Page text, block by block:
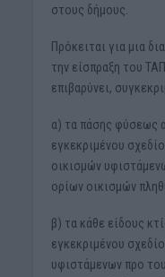
στους δήμους.
Πρόκειται για μια
την είσπραξη του
επιβαρύνει,
α) τα πάσης φύσεως
εγκεκριμένου
οικισμών
ορίων οικισμών
β) τα κάθε είδους
εγκεκριμένου
υφιστάμενων προ